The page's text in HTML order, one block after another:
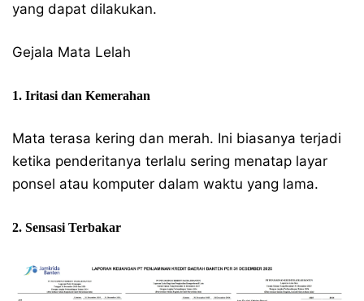
yang dapat dilakukan.
Gejala Mata Lelah
1. Iritasi dan Kemerahan
Mata terasa kering dan merah. Ini biasanya terjadi
ketika penderitanya terlalu sering menatap layar
ponsel atau komputer dalam waktu yang lama.
2. Sensasi Terbakar